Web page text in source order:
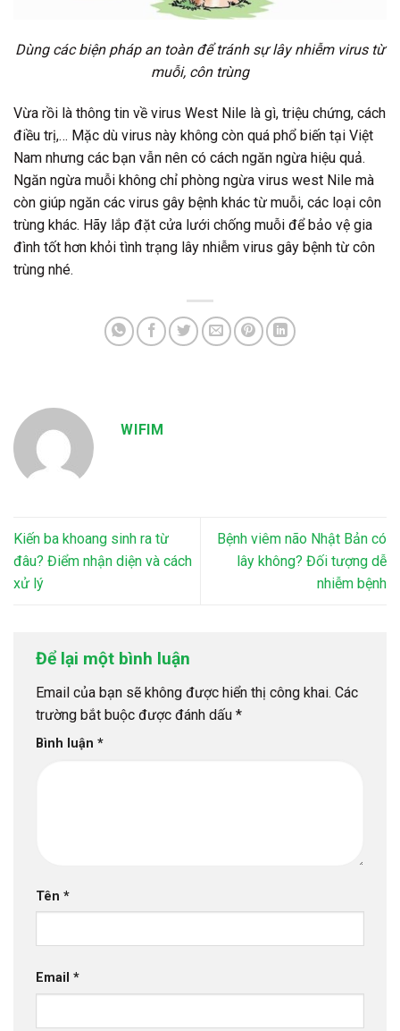
Dùng các biện pháp an toàn để tránh sự lây nhiễm virus từ
muỗi, côn trùng
Vừa rồi là thông tin về virus West Nile là gì, triệu chứng, cách
điều trị,… Mặc dù virus này không còn quá phổ biến tại Việt
Nam nhưng các bạn vẫn nên có cách ngăn ngừa hiệu quả.
Ngăn ngừa muỗi không chỉ phòng ngừa virus west Nile mà
còn giúp ngăn các virus gây bệnh khác từ muỗi, các loại côn
trùng khác. Hãy lắp đặt cửa lưới chống muỗi để bảo vệ gia
đình tốt hơn khỏi tình trạng lây nhiễm virus gây bệnh từ côn
trùng nhé.
WIFIM
Kiến ba khoang sinh ra từ
đâu? Điểm nhận diện và cách
xử lý
Bệnh viêm não Nhật Bản có
lây không? Đối tượng dễ
nhiễm bệnh
Để lại một bình luận
Email của bạn sẽ không được hiển thị công khai. Các
trường bắt buộc được đánh dấu *
Bình luận *
Tên *
Email *